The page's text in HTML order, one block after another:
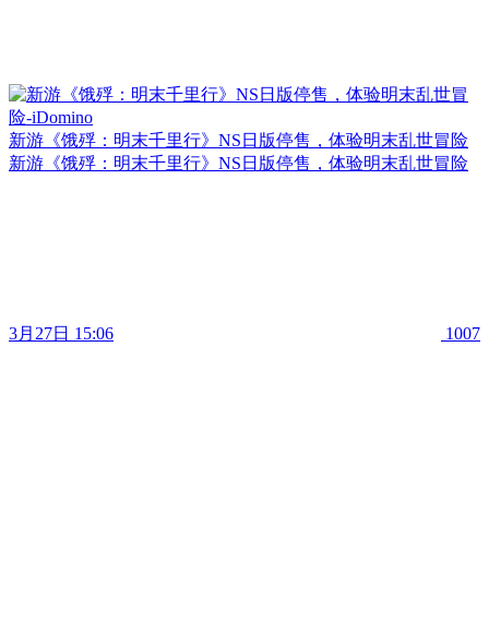
新游《饿殍：明末千里行》NS日版停售，体验明末乱世冒险
新游《饿殍：明末千里行》NS日版停售，体验明末乱世冒险
3月27日 15:06 1007